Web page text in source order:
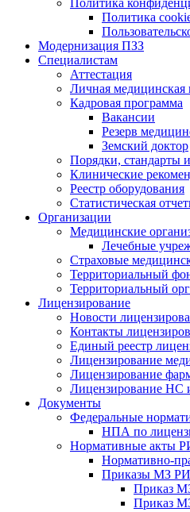
Политика
Модернизация ПЗЗ
Специалистам
Аттестация
Личная медицинская
Кадровая программа
Вакансии
Резерв
Земский доктор
Порядки, стандарты
Клинические
Реестр оборудования
Статистическая
Организации
Медицинские
Лечебные
Страховые
Территориальный
Территориальный
Лицензирование
Новости
Контакты
Единый реестр
Лицензирование
Лицензирование
Лицензирование НС
Документы
Федеральные
НПА по
Нормативные акты
Нормативно-
Приказы МЗ РИ
Приказ
Приказ